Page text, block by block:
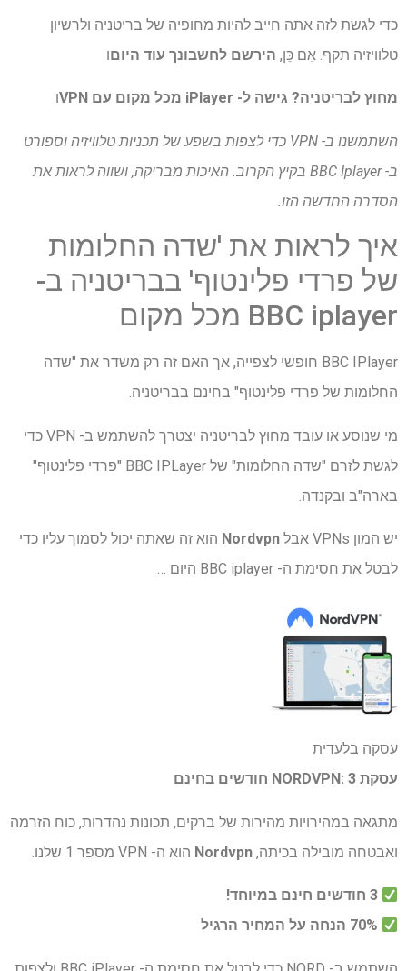
כדי לגשת לזה אתה חייב להיות מחופיה של בריטניה ולרשיון
טלוויזיה תקף. אִם כֵּן, הירשם לחשבונך עוד היוםו
מחוץ לבריטניה? גישה ל- iPlayer מכל מקום עם VPN ו
השתמשנו ב- VPN כדי לצפות בשפע של תכניות טלוויזיה וספורט
ב- BBC Iplayer בקיץ הקרוב. האיכות מבריקה, ושווה לראות את
הסדרה החדשה הזו.
איך לראות את 'שדה החלומות
של פרדי פלינטוף' בבריטניה ב-
BBC iplayer מכל מקום
BBC IPlayer חופשי לצפייה, אך האם זה רק משדר את "שדה
החלומות של פרדי פלינטוף" בחינם בבריטניה.
מי שנוסע או עובד מחוץ לבריטניה יצטרך להשתמש ב- VPN כדי
לגשת לזרם "שדה החלומות" של BBC IPLayer "פרדי פלינטוף"
בארה"ב ובקנדה.
יש המון VPNs אבל Nordvpn הוא זה שאתה יכול לסמוך עליו כדי
לבטל את חסימת ה- BBC iplayer היום …
עסקה בלעדית
עסקת NORDVPN: 3 חודשים בחינם
מתגאה במהירויות מהירות של ברקים, תכונות נהדרות, כוח הזרמה
ואבטחה מובילה בכיתה, Nordvpn הוא ה- VPN מספר 1 שלנו.
3 חודשים חינם במיוחד!